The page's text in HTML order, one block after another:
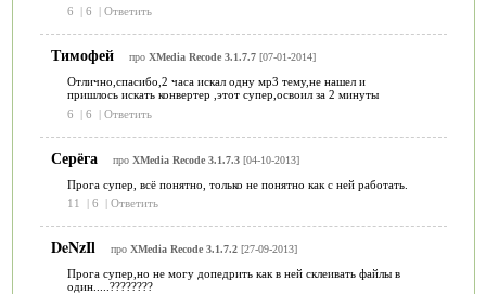
6
| 6 | Ответить
Тимофей про XMedia Recode 3.1.7.7[07-01-2014]
Отлично,спасибо,2 часа искал одну мр3 тему,не нашел и
пришлось искать конвертер ,этот супер,освоил за 2 минуты
6
| 6 | Ответить
Серёга про XMedia Recode 3.1.7.3[04-10-2013]
Прога супер, всё понятно, только не понятно как с ней работать.
11
| 6 | Ответить
DeNzIl про XMedia Recode 3.1.7.2[27-09-2013]
Прога супер,но не могу допедрить как в ней склеивать файлы в
один.....????????